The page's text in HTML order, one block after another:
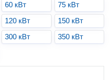
60 кВт
75 кВт
120 кВт
150 кВт
300 кВт
350 кВт